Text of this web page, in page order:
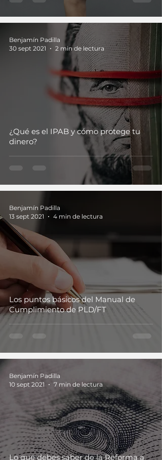
¿Qué es el IPAB y cómo protege tu
dinero?
Benjamín Padilla
30 sept 2021
2 min de lectura
Los puntos básicos del Manual de
Cumplimiento de PLD/FT
Benjamín Padilla
13 sept 2021
4 min de lectura
Lo que debes saber de la Reforma a
Benjamín Padilla
10 sept 2021
7 min de lectura